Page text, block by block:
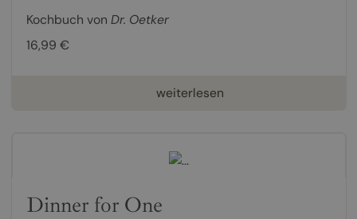
Kochbuch von Dr. Oetker
16,99 €
weiterlesen
Dinner for One